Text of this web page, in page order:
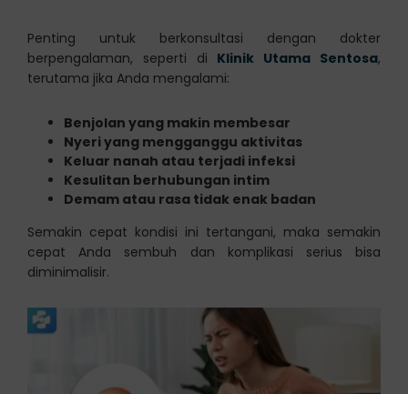
Penting untuk berkonsultasi dengan dokter
berpengalaman, seperti di Klinik Utama Sentosa,
terutama jika Anda mengalami:
Benjolan yang makin membesar
Nyeri yang mengganggu aktivitas
Keluar nanah atau terjadi infeksi
Kesulitan berhubungan intim
Demam atau rasa tidak enak badan
Semakin cepat kondisi ini tertangani, maka semakin
cepat Anda sembuh dan komplikasi serius bisa
diminimalisir.